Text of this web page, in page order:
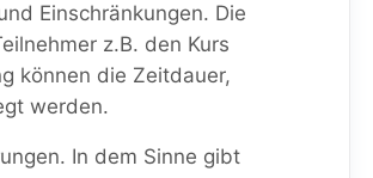
Einschränkungen. Die
z.B. den Kurs
können die Zeitdauer,
werden.
In dem Sinne gibt